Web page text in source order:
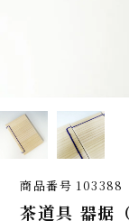
商品番号 103388
茶道具 器据